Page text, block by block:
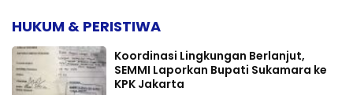
HUKUM & PERISTIWA
Koordinasi Lingkungan Berlanjut,
SEMMI Laporkan Bupati Sukamara ke
KPK Jakarta